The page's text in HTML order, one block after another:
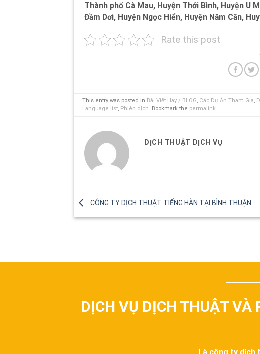
Thành phố Cà Mau, Huyện Thới Bình, Huyện U
Đầm Dơi, Huyện Ngọc Hiển, Huyện Năm Căn,
Rate this post
This entry was posted in Bài Viết Hay / BLOG Các Dự Án Tham Gia
Language list, Phiên dịch . Bookmark the permalink
DỊCH THUẬT DỊCH VỤ
CÔNG TY DỊCH THUẬT TIẾNG HÀN TẠI BÌNH THUẬN
DỊCH VỤ DỊCH THUẬT VÀ